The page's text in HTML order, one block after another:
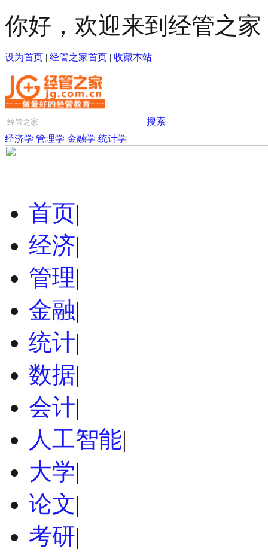
你好，欢迎来到经管之家
设为首页 | 经管之家首页 | 收藏本站
搜索
经济学 管理学 金融学 统计学
首页|
经济|
管理|
金融|
统计|
数据|
会计|
人工智能|
大学|
论文|
考研|